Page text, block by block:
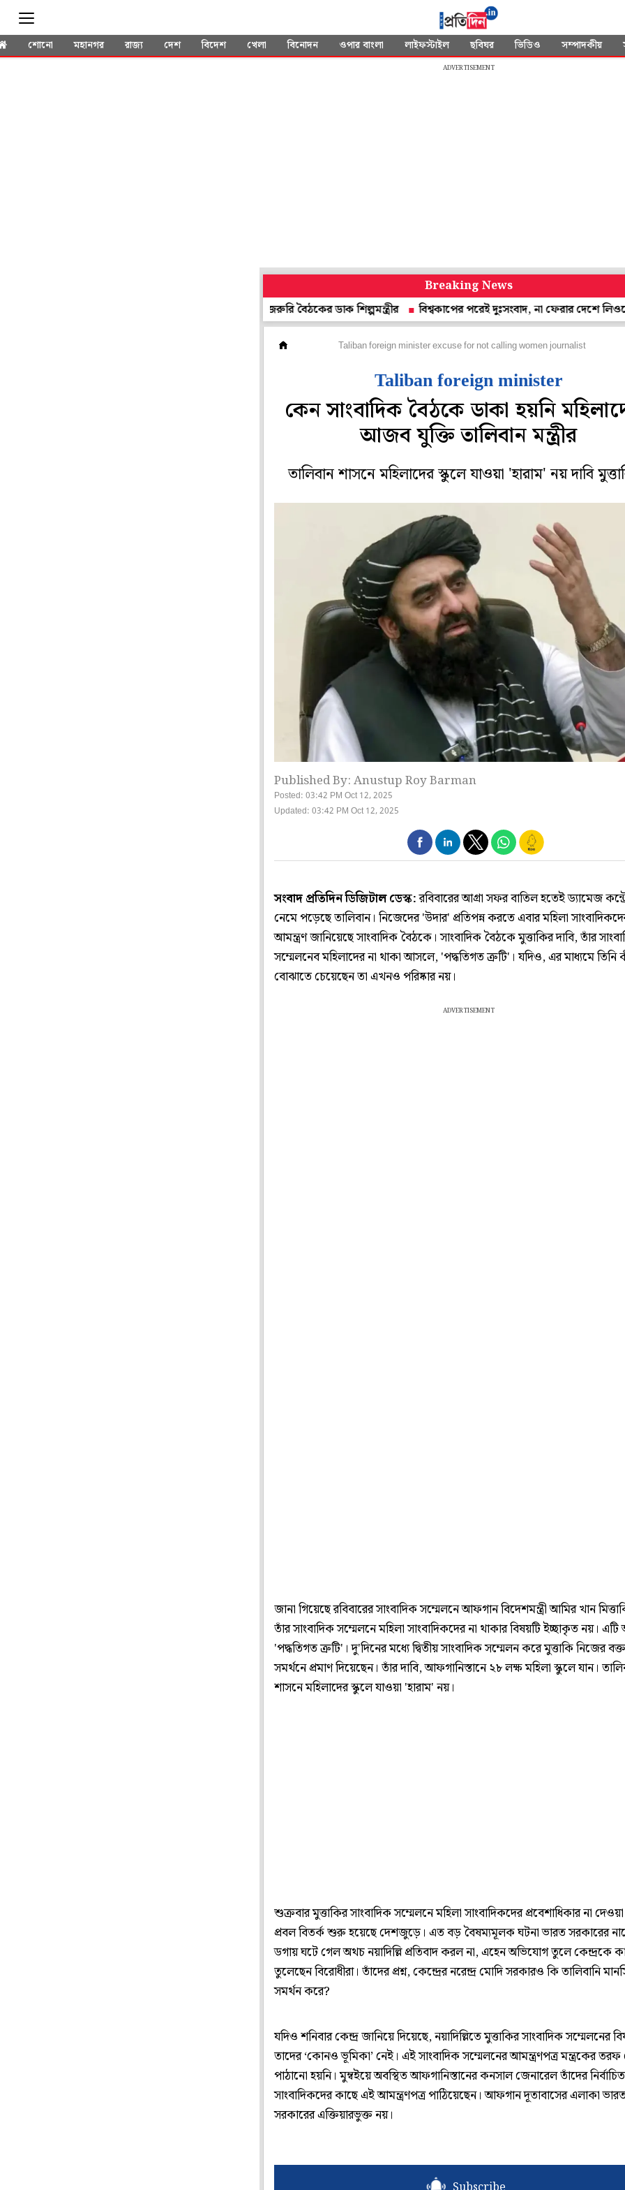
শোনো মহানগর রাজ্য দেশ বিদেশ খেলা বিনোদন ওপার বাংলা লাইফস্টাইল ছবিঘর ভিডিও সম্পাদকীয়
ADVERTISEMENT
Breaking News
সুদিন ফেরাতে জমিনীতিতে আমূল বদল! মঙ্গলে নবান্নে জরুরি বৈঠকের ডাক শিল্পমন্ত্রীর
বিশ্বকাপের পরেই দুঃসংবাদ, না ফেরার দেশে লিওনেল
Taliban foreign minister excuse for not calling women journalist
Taliban foreign minister
কেন সাংবাদিক বৈঠকে ডাকা হয়নি
আজব যুক্তি তালিবান মন্ত্রীর
তালিবান শাসনে মহিলাদের স্কুলে যাওয়া 'হারাম' নয় দাবি
Published By: Anustup Roy Barman
Posted: 03:42 PM Oct 12, 2025
Updated: 03:42 PM Oct 12, 2025
সংবাদ প্রতিদিন ডিজিটাল ডেস্ক:রবিবারের আগ্রা সফর বাতিল হতেই ড্যামেজ
নেমে পড়েছে তালিবান। নিজেদের 'উদার' প্রতিপন্ন করতে এবার মহিলা
আমন্ত্রণ জানিয়েছে সাংবাদিক বৈঠকে। সাংবাদিক বৈঠকে মুত্তাকির দাবি, তাঁর
সম্মেলনেব মহিলাদের না থাকা আসলে, 'পদ্ধতিগত ত্রুটি'। যদিও, এর মাধ্যমে তিনি
বোঝাতে চেয়েছেন তা এখনও পরিষ্কার নয়।
ADVERTISEMENT
জানা গিয়েছে রবিবারের সাংবাদিক সম্মেলনে আফগান বিদেশমন্ত্রী আমির খান
তাঁর সাংবাদিক সম্মেলনে মহিলা সাংবাদিকদের না থাকার বিষয়টি ইচ্ছাকৃত নয়।
'পদ্ধতিগত ত্রুটি'। দু'দিনের মধ্যে দ্বিতীয় সাংবাদিক সম্মেলন করে মুত্তাকি নিজের
সমর্থনে প্রমাণ দিয়েছেন। তাঁর দাবি, আফগানিস্তানে ২৮ লক্ষ মহিলা স্কুলে যান।
শাসনে মহিলাদের স্কুলে যাওয়া 'হারাম' নয়।
শুক্রবার মুত্তাকির সাংবাদিক সম্মেলনে মহিলা সাংবাদিকদের প্রবেশাধিকার না
প্রবল বিতর্ক শুরু হয়েছে দেশজুড়ে। এত বড় বৈষম্যমূলক ঘটনা ভারত সরকারের
ডগায় ঘটে গেল অথচ নয়াদিল্লি প্রতিবাদ করল না, এহেন অভিযোগ তুলে কেন্দ্রকে
তুলেছেন বিরোধীরা। তাঁদের প্রশ্ন, কেন্দ্রের নরেন্দ্র মোদি সরকারও কি তালিবানি
সমর্থন করে?
যদিও শনিবার কেন্দ্র জানিয়ে দিয়েছে, নয়াদিল্লিতে মুত্তাকির সাংবাদিক সম্মেলনের
তাদের ‘কোনও ভূমিকা’ নেই। এই সাংবাদিক সম্মেলনের আমন্ত্রণপত্র মন্ত্রকের
পাঠানো হয়নি। মুম্বইয়ে অবস্থিত আফগানিস্তানের কনসাল জেনারেল তাঁদের নির্বাচিত
সাংবাদিকদের কাছে এই আমন্ত্রণপত্র পাঠিয়েছেন। আফগান দূতাবাসের এলাকা
সরকারের এক্তিয়ারভুক্ত নয়।